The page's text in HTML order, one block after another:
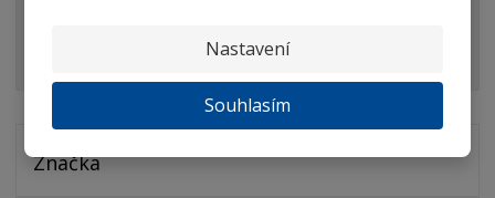
Nastavení
Souhlasím
Značka